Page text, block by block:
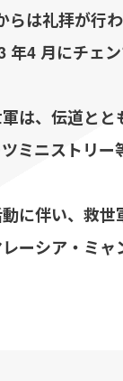
らは礼拝が行
年4 月にチェ
は、伝道と
ミニストリ
に伴い、救
ーシア・ミ